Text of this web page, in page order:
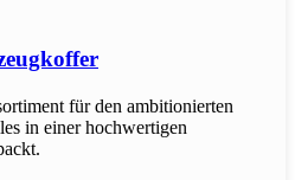
für den ambitionierten
in einer hochwertigen